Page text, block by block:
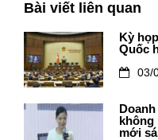
Bài viết liên quan
Kỳ
Quốc
03/
mới